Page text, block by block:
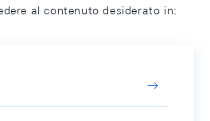
al contenuto desiderato in: